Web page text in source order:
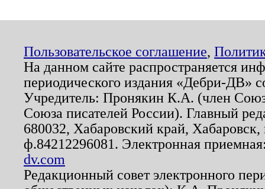
Пользовательское соглашение,
На данном сайте распространяется
периодического издания «Дебри-ДВ»
Учредитель: Пронякин К.А. (член
Союза писателей России). Главный
680032, Хабаровский край,
ф.84212296081. Электронная
dv.com
Редакционный совет электронного